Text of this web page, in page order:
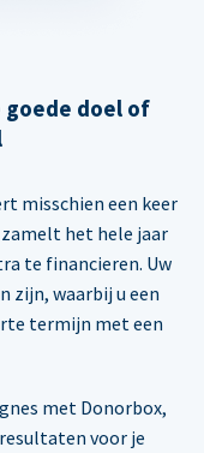
goede doel of
misschien een keer
het hele jaar
te financieren. Uw
zijn, waarbij u een
termijn met een
met Donorbox,
voor je